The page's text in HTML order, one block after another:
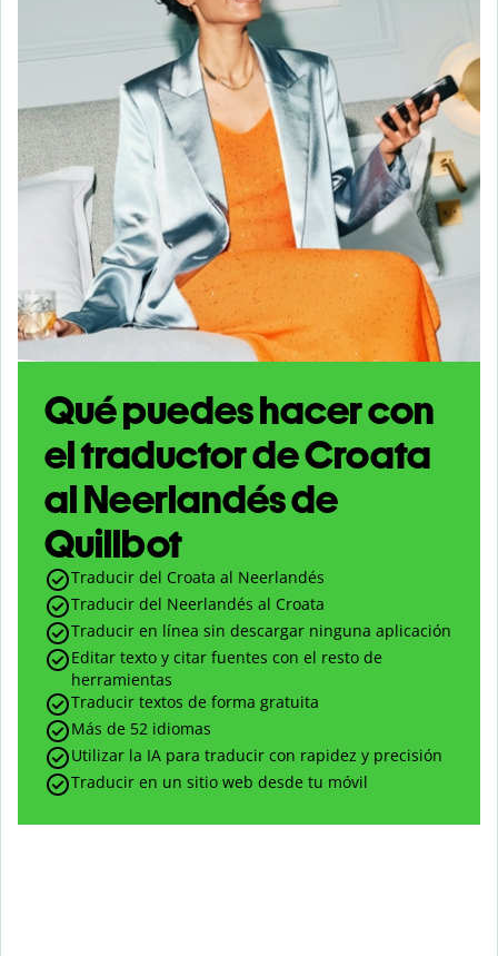
Qué puedes hacer con
el traductor de Croata
al Neerlandés de
Quillbot
Traducir del Croata al Neerlandés
Traducir del Neerlandés al Croata
Traducir en línea sin descargar ninguna aplicación
Editar texto y citar fuentes con el resto de
herramientas
Traducir textos de forma gratuita
Más de 52 idiomas
Utilizar la IA para traducir con rapidez y precisión
Traducir en un sitio web desde tu móvil